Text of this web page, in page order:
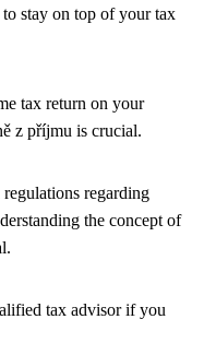
stay on top of your tax
tax return on your
z příjmu is crucial.
regarding
the concept of
tax advisor if you